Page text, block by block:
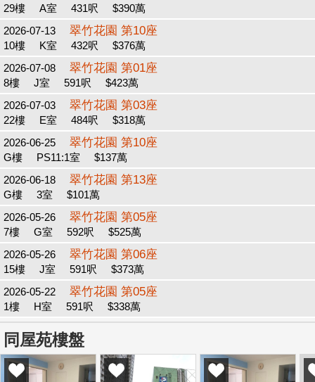
29樓 A室 431呎
$390萬
2026-07-13
翠竹花園 第10座
10樓 K室 432呎
$376萬
2026-07-08
翠竹花園 第01座
8樓 J室 591呎
$423萬
2026-07-03
翠竹花園 第03座
22樓 E室 484呎
$318萬
2026-06-25
翠竹花園 第10座
G樓 PS11:1室
$137萬
2026-06-18
翠竹花園 第13座
G樓 3室
$101萬
2026-05-26
翠竹花園 第05座
7樓 G室 592呎
$525萬
2026-05-26
翠竹花園 第06座
15樓 J室 591呎
$373萬
2026-05-22
翠竹花園 第05座
1樓 H室 591呎 $338萬
同屋苑樓盤